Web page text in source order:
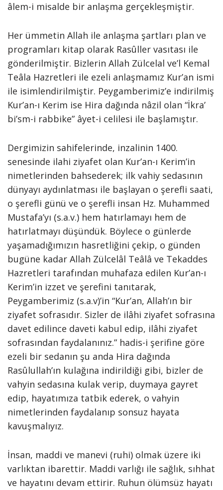
âlem-i misalde bir anlaşma gerçekleşmiştir.
Her ümmetin Allah ile anlaşma şartları plan ve
programları kitap olarak Rasûller vasıtası ile
gönderilmiştir. Bizlerin Allah Zülcelal ve’l Kemal
Teâla Hazretleri ile ezeli anlaşmamız Kur’an ismi
ile isimlendirilmiştir. Peygamberimiz’e indirilmiş
Kur’an-ı Kerim ise Hira dağında nâzil olan “İkra’
bi’sm-i rabbike” âyet-i celilesi ile başlamıştır.
Dergimizin sahifelerinde, inzalinin 1400.
senesinde ilahi ziyafet olan Kur’an-ı Kerim’in
nimetlerinden bahsederek; ilk vahiy sedasının
dünyayı aydınlatması ile başlayan o şerefli saati,
o şerefli günü ve o şerefli insan Hz. Muhammed
Mustafa’yı (s.a.v.) hem hatırlamayı hem de
hatırlatmayı düşündük. Böylece o günlerde
yaşamadığımızın hasretliğini çekip, o günden
bugüne kadar Allah Zülcelâl Teâlâ ve Tekaddes
Hazretleri tarafından muhafaza edilen Kur’an-ı
Kerim’in izzet ve şerefini tanıtarak,
Peygamberimiz (s.a.v)’in “Kur’an, Allah’ın bir
ziyafet sofrasıdır. Sizler de ilâhi ziyafet sofrasına
davet edilince daveti kabul edip, ilâhi ziyafet
sofrasından faydalanınız.” hadis-i şerifine göre
ezeli bir sedanın şu anda Hira dağında
Rasûlullah’ın kulağına indirildiği gibi, bizler de
vahyin sedasına kulak verip, duymaya gayret
edip, hayatımıza tatbik ederek, o vahyin
nimetlerinden faydalanıp sonsuz hayata
kavuşmalıyız.
İnsan, maddi ve manevi (ruhi) olmak üzere iki
varlıktan ibarettir. Maddi varlığı ile sağlık, sıhhat
ve hayatını devam ettirir. Ruhun ölümsüz hayatı